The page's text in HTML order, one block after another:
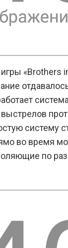
«Brothers
выстрелов
систему
во время
по